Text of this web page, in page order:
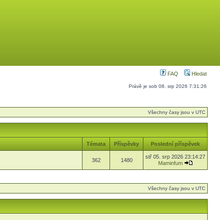
FAQ Hledat
Právě je sob 08. srp 2026 7:31:26
Všechny časy jsou v UTC
Témata Příspěvky Poslední příspěvek
362 1480
stř 05. srp 2026 23:14:27
Maminfum
Všechny časy jsou v UTC